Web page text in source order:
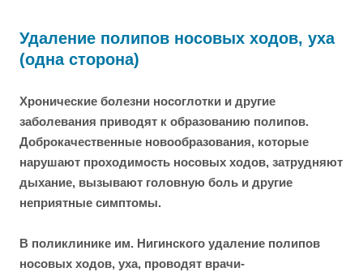
Удаление полипов носовых ходов, уха
(одна сторона)
Хронические болезни носоглотки и другие
заболевания приводят к образованию полипов.
Доброкачественные новообразования, которые
нарушают проходимость носовых ходов, затрудняют
дыхание, вызывают головную боль и другие
неприятные симптомы.
В поликлинике им. Нигинского удаление полипов
носовых ходов, уха, проводят врачи-